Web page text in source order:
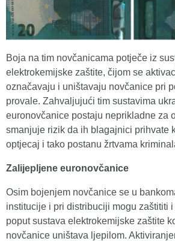
Boja na tim novčanicama potječe iz
elektrokemijske zaštite, čijom se
označavaju i uništavaju novčanice pri
provale. Zahvaljujući tim sustavima
euronovčanice postaju neprikladne za
smanjuje rizik da ih blagajnici prihvate
optjecaj i tako postanu žrtvama
Zalijepljene euronovčanice
Osim bojenjem novčanice se u
institucije i pri distribuciji mogu zaštititi
poput sustava elektrokemijske zaštite
novčanice uništava ljepilom.